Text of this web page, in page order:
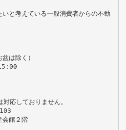
と考えている一般消費者からの不動
は除く）
応しておりません。
会館２階